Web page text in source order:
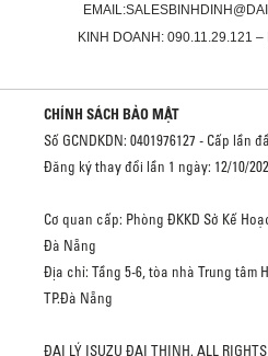
KINH DOANH: 090.11.29.121
CHÍNH SÁCH BẢO MẬT
Số GCNDKDN: 0401976127 - Cấp lần
Đăng ký thay đổi lần 1 ngày: 12/10/
Cơ quan cấp: Phòng ĐKKD Sở Kế
Đà Nẵng
Địa chỉ: Tầng 5-6, tòa nhà Trung tâm
TP.Đà Nẵng
ĐẠI LÝ ISUZU ĐẠI THỊNH. ALL RIGHTS